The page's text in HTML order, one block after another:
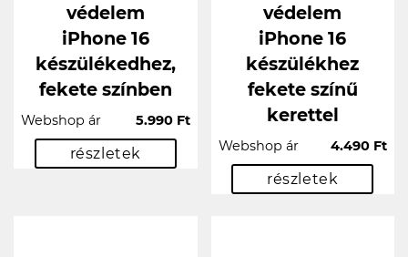
védelem
iPhone 16
készülékedhez,
fekete színben
Webshop ár 5.990 Ft
részletek
védelem
iPhone 16
készülékhez
fekete színű
kerettel
Webshop ár 4.490 Ft
részletek